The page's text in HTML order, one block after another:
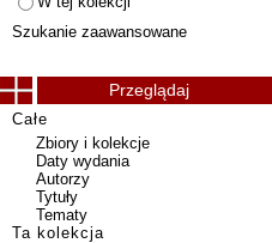
Szukanie zaawansowane
Przeglądaj
Całe
Zbiory i kolekcje
Daty wydania
Autorzy
Tytuły
Tematy
Ta kolekcja